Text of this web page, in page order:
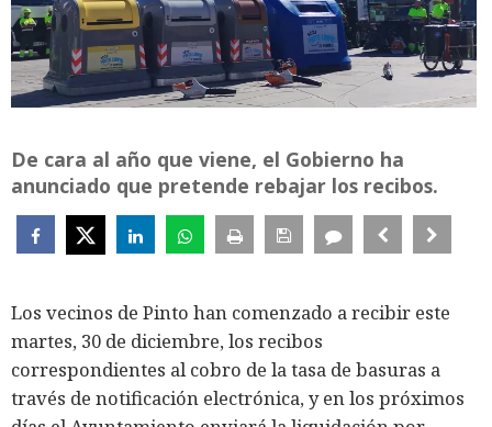
De cara al año que viene, el Gobierno ha
anunciado que pretende rebajar los recibos.
Los vecinos de Pinto han comenzado a recibir este
martes, 30 de diciembre, los recibos
correspondientes al cobro de la tasa de basuras a
través de notificación electrónica, y en los próximos